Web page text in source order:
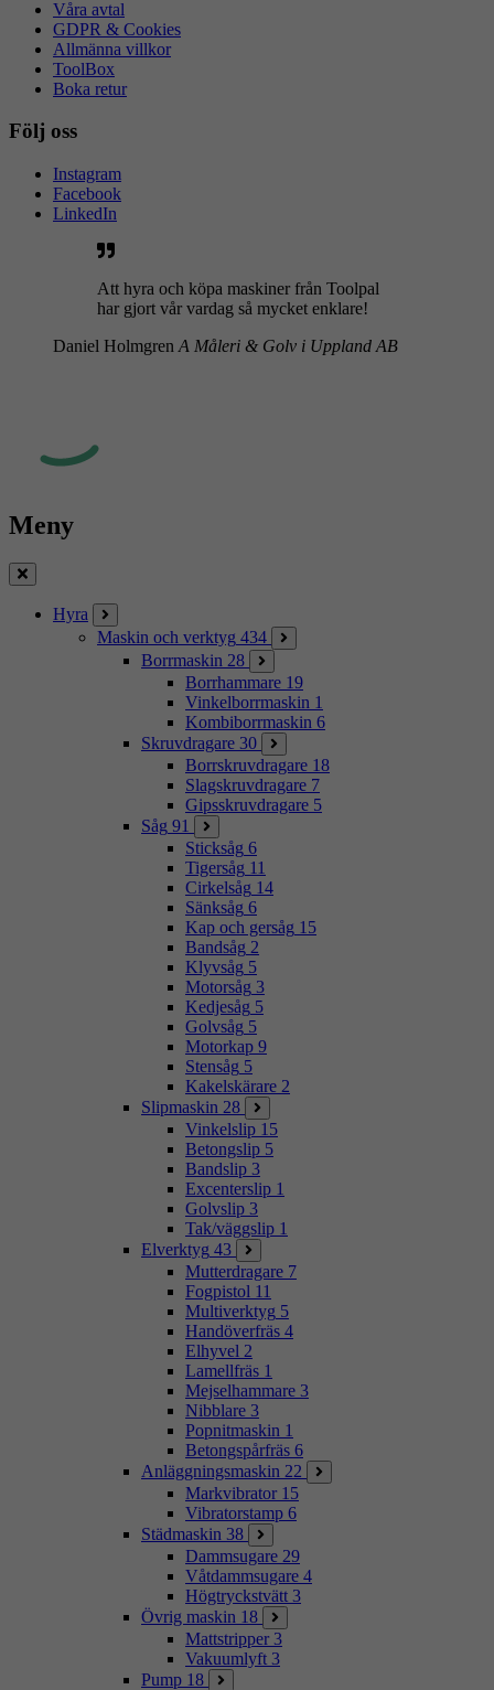
Våra avtal
GDPR & Cookies
Allmänna villkor
ToolBox
Boka retur
Följ oss
Instagram
Facebook
LinkedIn
Att hyra och köpa maskiner från Toolpal
har gjort vår vardag så mycket enklare!
Daniel Holmgren A Måleri & Golv i Uppland AB
Meny
Stäng
Hyra
Maskin och verktyg 434
Borrmaskin 28
Borrhammare 19
Vinkelborrmaskin 1
Kombiborrmaskin 6
Skruvdragare 30
Borrskruvdragare 18
Slagskruvdragare 7
Gipsskruvdragare 5
Såg 91
Sticksåg 6
Tigersåg 11
Cirkelsåg 14
Sänksåg 6
Kap och gersåg 15
Bandsåg 2
Klyvsåg 5
Motorsåg 3
Kedjesåg 5
Golvsåg 5
Motorkap 9
Stensåg 5
Kakelskärare 2
Slipmaskin 28
Vinkelslip 15
Betongslip 5
Bandslip 3
Excenterslip 1
Golvslip 3
Tak/väggslip 1
Elverktyg 43
Mutterdragare 7
Fogpistol 11
Multiverktyg 5
Handöverfräs 4
Elhyvel 2
Lamellfräs 1
Mejselhammare 3
Nibblare 3
Popnitmaskin 1
Betongspårfräs 6
Anläggningsmaskin 22
Markvibrator 15
Vibratorstamp 6
Städmaskin 38
Dammsugare 29
Våtdammsugare 4
Högtryckstvätt 3
Övrig maskin 18
Mattstripper 3
Vakuumlyft 3
Pump 18